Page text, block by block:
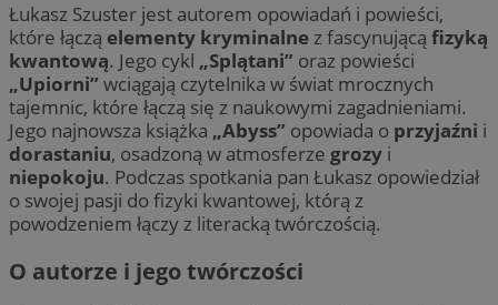
Łukasz Szuster jest autorem opowiadań i powieści,
które łączą elementy kryminalnez fascynującą fizyką
kwantową. Jego cykl „Splątani” oraz powieści
„Upiorni” wciągają czytelnika w świat mrocznych
tajemnic, które łączą się z naukowymi zagadnieniami.
Jego najnowsza książka „Abyss” opowiada o przyjaźni i
dorastaniu, osadzoną w atmosferze grozy i
niepokoju. Podczas spotkania pan Łukasz opowiedział
o swojej pasji do fizyki kwantowej, którą z
powodzeniem łączy z literacką twórczością.
O autorze i jego twórczości